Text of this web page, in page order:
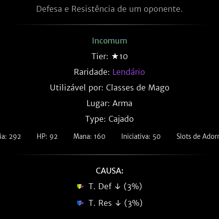
Defesa e Resistência de um oponente.
Incomum
Tier: ★10
Raridade: Lendário
Utilizável por: Classes de Mago
Lugar: Arma
Type: Cajado
292 HP: 92 Mana: 160 Iniciativa: 50 Slots de
CAUSA:
T. Def ↓ (3%)
T. Res ↓ (3%)